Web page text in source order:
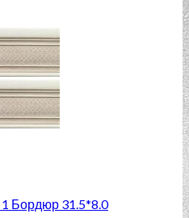
Бордюр 31.5*8.0